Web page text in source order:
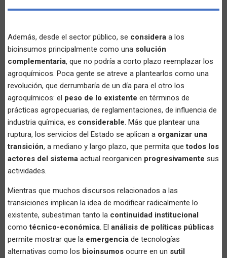
Además, desde el sector público, se considera a los
bioinsumos principalmente como una solución
complementaria, que no podría a corto plazo reemplazar los
agroquímicos. Poca gente se atreve a plantearlos como una
revolución, que derrumbaría de un día para el otro los
agroquímicos: el peso de lo existente en términos de
prácticas agropecuarias, de reglamentaciones, de influencia de
industria química, es considerable. Más que plantear una
ruptura, los servicios del Estado se aplican a organizar una
transición, a mediano y largo plazo, que permita quetodos los
actores del sistema actual reorganicen progresivamente sus
actividades.
Mientras que muchos discursos relacionados a las
transiciones implican la idea de modificar radicalmente lo
existente, subestiman tanto la continuidad institucional
comotécnico-económica. El análisis de políticas públicas
permite mostrar que la emergencia de tecnologías
alternativas como los bioinsumos ocurre en un sutil